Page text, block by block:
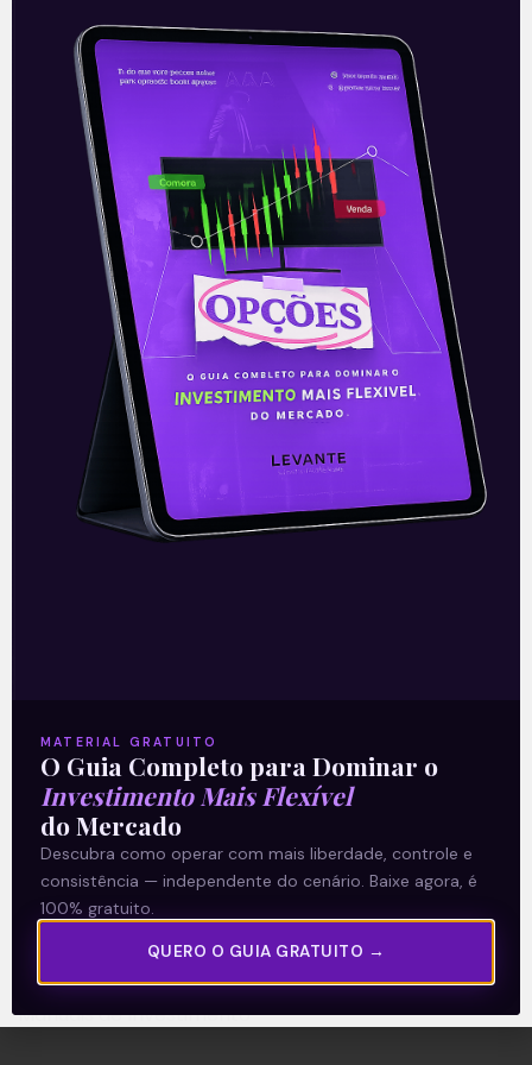
Lojas Renner adquire
plataforma Repassa
Nesta quinta-feira (15), a Lojas Renner
(LREN3), maior varejista no setor de
moda e vestuário do país, anunciou a
aquisição da plataforma Repassa,
voltado para
Leia mais
16/07/2021
Termos e Condições
Política de Privacidade
Explore
Artigos
E Eu Com Isso?
Vídeos no Youtube
Manuais de Investimento
MATERIAL GRATUITO
O Guia Completo para Dominar o
Investimento Mais Flexível
do Mercado
Descubra como operar com mais liberdade, controle e
consistência — independente do cenário. Baixe agora, é
100% gratuito.
QUERO O GUIA GRATUITO →